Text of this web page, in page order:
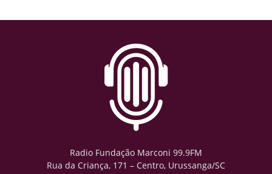
Radio Fundação Marconi 99.9FM
Rua da Criança, 171 – Centro, Urussanga/SC